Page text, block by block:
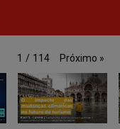
1 / 114 Próximo »